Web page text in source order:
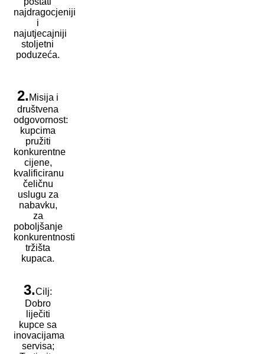
najdragocjeniji
i
najutjecajniji
stoljetni
poduzeća.
2. Misija i
društvena
odgovornost:
kupcima
pružiti
konkurentne
cijene,
kvalificiranu
čeličnu
uslugu za
nabavku,
za
poboljšanje
konkurentnosti
tržišta
kupaca.
3.Cilj:
Dobro
liječiti
kupce sa
inovacijama
servisa;